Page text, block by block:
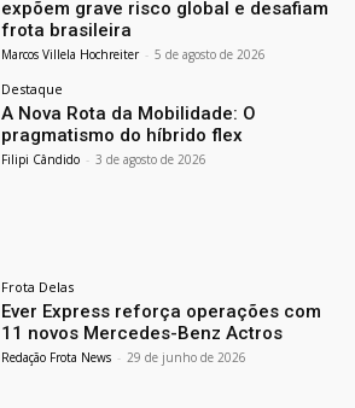
expõem grave risco global e desafiam
frota brasileira
Marcos Villela Hochreiter - 5 de agosto de 2026
Destaque
A Nova Rota da Mobilidade: O
pragmatismo do híbrido flex
Filipi Cândido - 3 de agosto de 2026
Frota Delas
Ever Express reforça operações com
11 novos Mercedes-Benz Actros
Redação Frota News - 29 de junho de 2026